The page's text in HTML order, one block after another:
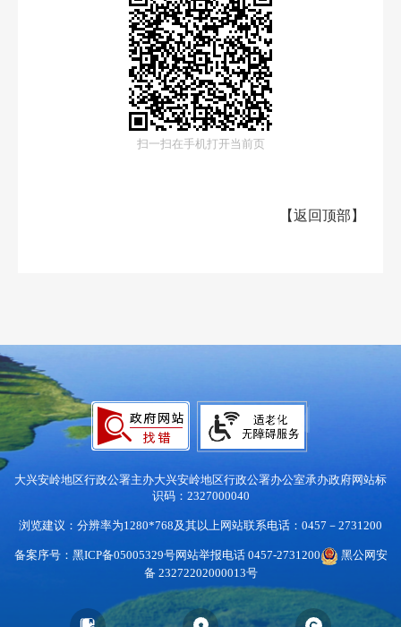
扫一扫在手机打开当前页
【返回顶部 】
大兴安岭地区行政公署主办大兴安岭地区行政公署办公室承办政府网站标
识码：2327000040
浏览建议：分辨率为1280*768及其以上网站联系电话：0457－2731200
备案序号：黑ICP备05005329号网站举报电话 0457-2731200
黑公网安
备 23272202000013号